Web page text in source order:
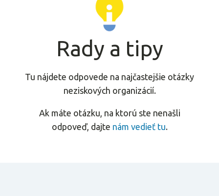
Rady a tipy
Tu nájdete odpovede na najčastejšie otázky
neziskových organizácií.
Ak máte otázku, na ktorú ste nenašli
odpoveď, dajte nám vedieť tu.